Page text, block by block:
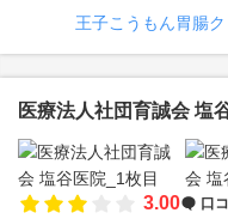
王子こうもん胃腸
医療法人社団育誠会 塩
3.00 口